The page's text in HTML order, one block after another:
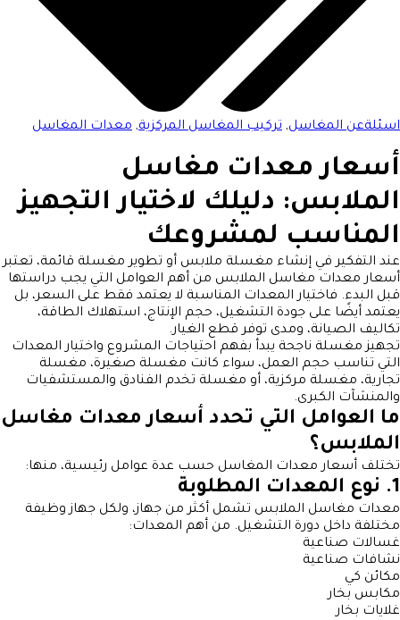
اسئلةعن المغاسل, تركيب المغاسل المركزية, معدات المغاسل
أسعار معدات مغاسل
الملابس: دليلك لاختيار التجهيز
المناسب لمشروعك
عند التفكير في إنشاء مغسلة ملابس أو تطوير مغسلة قائمة، تعتبر
أسعار معدات مغاسل الملابس من أهم العوامل التي يجب دراستها
قبل البدء. فاختيار المعدات المناسبة لا يعتمد فقط على السعر، بل
يعتمد أيضًا على جودة التشغيل، حجم الإنتاج، استهلاك الطاقة،
تكاليف الصيانة، ومدى توفر قطع الغيار.
تجهيز مغسلة ناجحة يبدأ بفهم احتياجات المشروع واختيار المعدات
التي تناسب حجم العمل، سواء كانت مغسلة صغيرة، مغسلة
تجارية، مغسلة مركزية، أو مغسلة تخدم الفنادق والمستشفيات
والمنشآت الكبرى.
ما العوامل التي تحدد أسعار معدات مغاسل
الملابس؟
تختلف أسعار معدات المغاسل حسب عدة عوامل رئيسية، منها:
1. نوع المعدات المطلوبة
معدات مغاسل الملابس تشمل أكثر من جهاز، ولكل جهاز وظيفة
مختلفة داخل دورة التشغيل. من أهم المعدات:
غسالات صناعية
نشافات صناعية
مكائن كي
مكابس بخار
غلايات بخار